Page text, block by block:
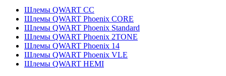
Шлемы QWART CC
Шлемы QWART Phoenix CORE
Шлемы QWART Phoenix Standard
Шлемы QWART Phoenix 2TONE
Шлемы QWART Phoenix 14
Шлемы QWART Phoenix VLE
Шлемы QWART HEMI